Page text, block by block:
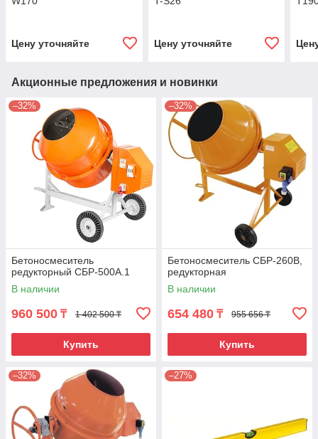
Цену уточняйте Цену уточняйте
Акционные предложения и новинки
–32%
Бетоносмеситель
редукторный СБР-500А.1
В наличии
960 500 ₸ 1 402 500 ₸
Купить
–32%
Бетоносмеситель СБР-260В,
редукторная
В наличии
654 480 ₸ 955 656 ₸
Купить
–32% –27%